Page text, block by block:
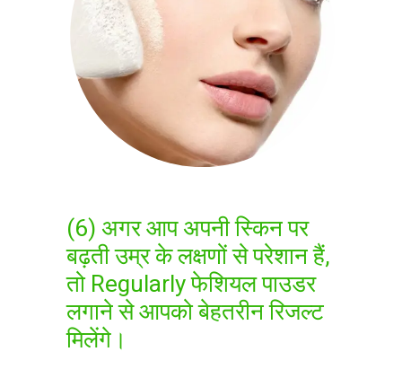
(6) अगर आप अपनी स्किन पर
बढ़ती उम्र के लक्षणों से परेशान हैं,
तो Regularly फेशियल पाउडर
लगाने से आपको बेहतरीन रिजल्ट
मिलेंगे।